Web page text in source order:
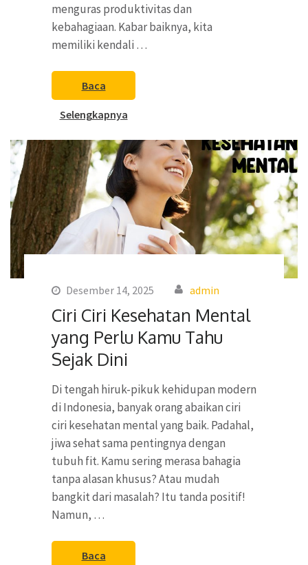
menguras produktivitas dan
kebahagiaan. Kabar baiknya, kita
memiliki kendali …
Baca
Selengkapnya
Desember 14, 2025 admin
Ciri Ciri Kesehatan Mental
yang Perlu Kamu Tahu
Sejak Dini
Di tengah hiruk-pikuk kehidupan modern
di Indonesia, banyak orang abaikan ciri
ciri kesehatan mental yang baik. Padahal,
jiwa sehat sama pentingnya dengan
tubuh fit. Kamu sering merasa bahagia
tanpa alasan khusus? Atau mudah
bangkit dari masalah? Itu tanda positif!
Namun, …
Baca